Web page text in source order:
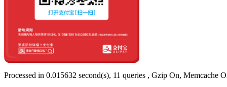
Processed in 0.015632 second(s), 11 queries , Gzip On, Memcache